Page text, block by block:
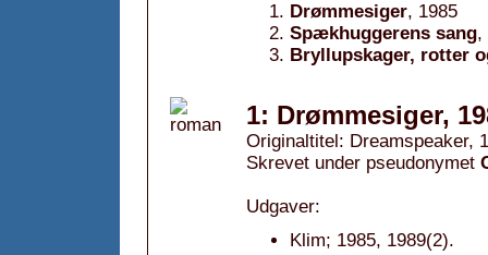
Drømmesiger, 1985
Spækhuggerens sang,
Bryllupskager, rotter
1: Drømmesiger,
Originaltitel: Dreamspeaker,
Skrevet under pseudonymet
Udgaver:
Klim; 1985, 1989(2).